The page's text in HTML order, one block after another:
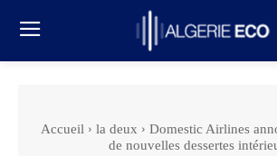
Accueil la deux
Domestic Airlines
de nouvelles dessertes